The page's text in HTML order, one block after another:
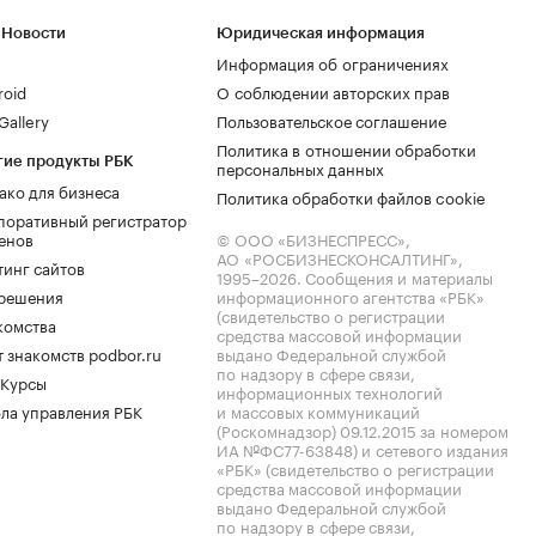
продукты РБК
для бизнеса
регистратор
сайтов
знакомств podbor.ru
управления РБК
Юридическая информация
Информация об ограничениях
О соблюдении авторских прав
Пользовательское соглашение
Политика в отношении обработки
персональных данных
Политика обработки файлов cookie
© ООО «БИЗНЕСПРЕСС»,
АО «РОСБИЗНЕСКОНСАЛТИНГ»,
1995–2026. Сообщения и материалы
информационного агентства «РБК»
(свидетельство о регистрации
средства массовой информации
выдано Федеральной службой
по надзору в сфере связи,
информационных технологий
и массовых коммуникаций
(Роскомнадзор) 09.12.2015 за номером
ИА №ФС77-63848) и сетевого издания
«РБК» (свидетельство о регистрации
средства массовой информации
выдано Федеральной службой
по надзору в сфере связи,